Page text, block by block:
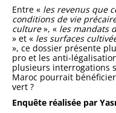
Entre « les revenus que
conditions de vie
culture», « les mandats
» et « les surfaces
», ce dossier présente
pro et les anti-
plusieurs interrogations
Ma­roc pourrait
vert ?
Enquête réalisée par